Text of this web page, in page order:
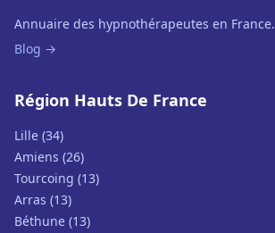
Annuaire des hypnothérapeutes en France.
Blog →
Région Hauts De France
Lille (34)
Amiens (26)
Tourcoing (13)
Arras (13)
Béthune (13)